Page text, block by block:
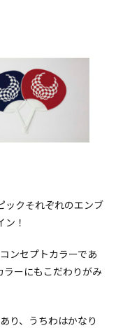
ックそれぞれのエンブ
！
ンセプトカラーであ
ラーにもこだわりがみ
り、うちわはかなり